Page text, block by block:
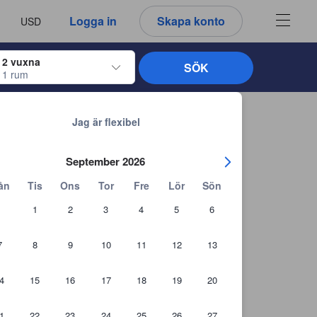
USD Logga in Skapa konto
välja
2 vuxna
1 rum
för att navigera genom in- och utcheckningsdatumen. När du
Jag är flexibel
September 2026
Tis Ons Tor Fre Lör Sön
1 2 3 4 5 6
8 9 10 11 12 13
15 16 17 18 19 20
SÖK
du ser är därför alltid autentiska.